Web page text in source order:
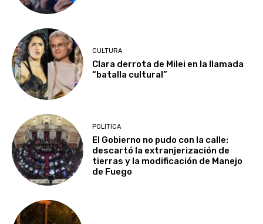
CULTURA
Clara derrota de Milei en la llamada
“batalla cultural”
POLITICA
El Gobierno no pudo con la calle:
descartó la extranjerización de
tierras y la modificación de Manejo
de Fuego